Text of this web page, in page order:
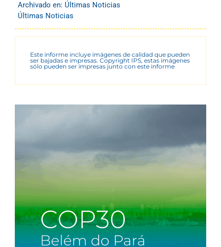
Archivado en: Últimas Noticias
Últimas Noticias
Este informe incluye imágenes de calidad que pueden
ser bajadas e impresas. Copyright IPS, estas imágenes
sólo pueden ser impresas junto con este informe